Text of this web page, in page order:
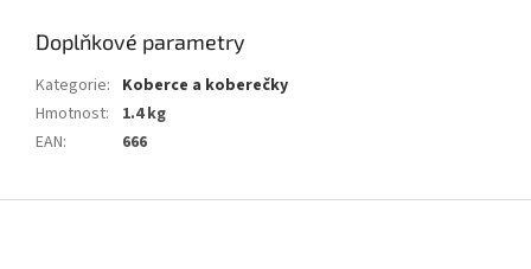
Doplňkové parametry
Kategorie: Koberce a koberečky
Hmotnost:
1.4 kg
EAN: 666